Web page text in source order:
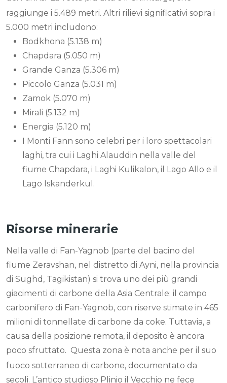
raggiunge i 5.489 metri. Altri rilievi significativi sopra i
5.000 metri includono:
Bodkhona (5.138 m)
Chapdara (5.050 m)
Grande Ganza (5.306 m)
Piccolo Ganza (5.031 m)
Zamok (5.070 m)
Mirali (5.132 m)
Energia (5.120 m)
I Monti Fann sono celebri per i loro spettacolari
laghi, tra cui i Laghi Alauddin nella valle del
fiume Chapdara, i Laghi Kulikalon, il Lago Allo e il
Lago Iskanderkul.
Risorse minerarie
Nella valle di Fan-Yagnob (parte del bacino del
fiume Zeravshan, nel distretto di Ayni, nella provincia
di Sughd, Tagikistan) si trova uno dei più grandi
giacimenti di carbone della Asia Centrale: il campo
carbonifero di Fan-Yagnob, con riserve stimate in 465
milioni di tonnellate di carbone da coke. Tuttavia, a
causa della posizione remota, il deposito è ancora
poco sfruttato. Questa zona è nota anche per il suo
fuoco sotterraneo di carbone, documentato da
secoli. L’antico studioso Plinio il Vecchio ne fece